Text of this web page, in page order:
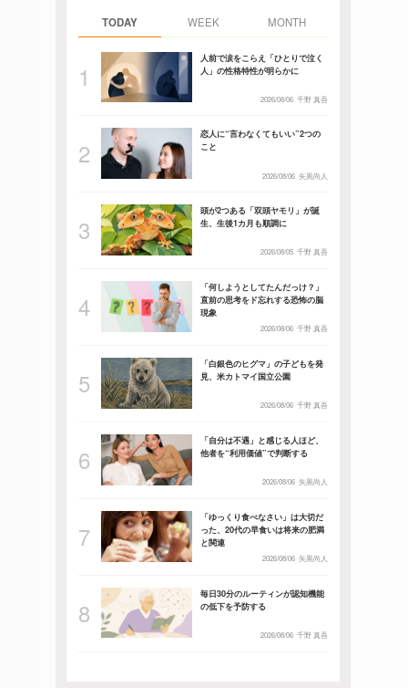
TODAY WEEK MONTH
人前で涙をこらえ「ひとりで泣く
人」の性格特性が明らかに
2026/08/06 千野 真吾
恋人に“言わなくてもいい”2つの
こと
2026/08/06 矢黒尚人
頭が2つある「双頭ヤモリ」が誕
生、生後1カ月も順調に
2026/08/05 千野 真吾
「何しようとしてたんだっけ？」
直前の思考をド忘れする恐怖の脳
現象
2026/08/06 千野 真吾
「白銀色のヒグマ」の子どもを発
見、米カトマイ国立公園
2026/08/06 千野 真吾
「自分は不遇」と感じる人ほど、
他者を“利用価値”で判断する
2026/08/06 矢黒尚人
「ゆっくり食べなさい」は大切だ
った、20代の早食いは将来の肥満
と関連
2026/08/06 矢黒尚人
毎日30分のルーティンが認知機能
の低下を予防する
2026/08/06 千野 真吾